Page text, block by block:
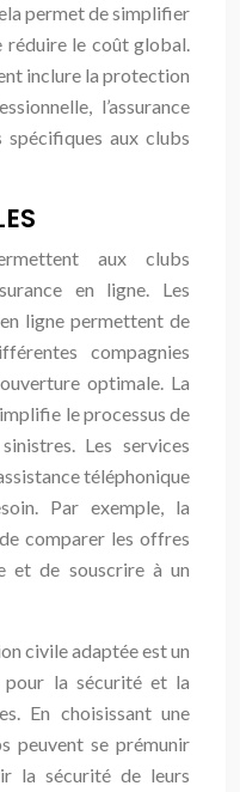
permet de simplifier
réduire le coût global.
inclure la protection
l’assurance
spécifiques aux clubs
aux clubs
en ligne. Les
ligne permettent de
compagnies
optimale. La
le processus de
Les services
téléphonique
Par exemple, la
comparer les offres
et de souscrire à un
civile adaptée est un
pour la sécurité et la
En choisissant une
peuvent se prémunir
la sécurité de leurs